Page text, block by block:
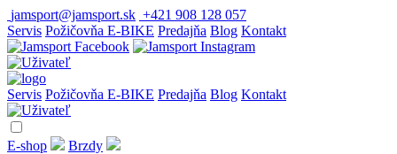
jamsport@jamsport.sk +421 908 128 057
Servis Požičovňa E-BIKE Predajňa Blog Kontakt
Servis Požičovňa E-BIKE Predajňa Blog Kontakt
E-shop
Brzdy